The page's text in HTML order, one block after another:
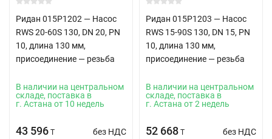
Ридан 015P1202 — Насос
RWS 20-60S 130, DN 20, PN
10, длина 130 мм,
присоединение — резьба
В наличии на центральном
складе, поставка в
г. Астана от 10 недель
43 596 T без НДС
Ридан 015P1203 — Насос
RWS 15-90S 130, DN 15, PN
10, длина 130 мм,
присоединение — резьба
В наличии на центральном
складе, поставка в
г. Астана от 2 недель
52 668 T без НДС